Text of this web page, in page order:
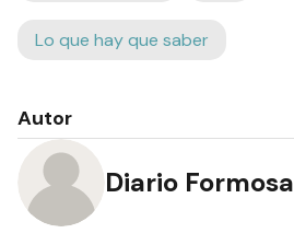
Lo que hay que saber
Autor
Diario Formosa